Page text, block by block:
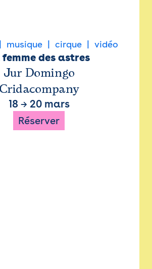
musique cirque vidéo
femme des astres
Jur Domingo
Cridacompany
18 → 20 mars
Réserver